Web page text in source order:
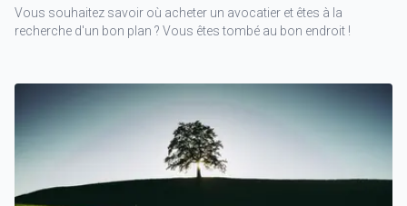
Vous souhaitez savoir où acheter un avocatier et êtes à la
recherche d'un bon plan ? Vous êtes tombé au bon endroit !